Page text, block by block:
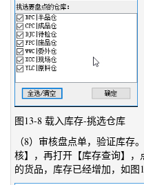
图13-8 载入库存-挑选仓库
（8）审核盘点单，验证库存
核】，再打开【库存查询】
的货品，库存已经增加，如图